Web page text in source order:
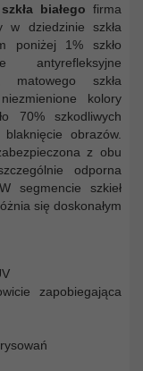
szkła białego firma
w dziedzinie szkła
poniżej 1% szkło
szkła
kolory
70% szkodliwych
obrazów.
z obu
odporna
segmencie szkieł
się doskonałym
zapobiegająca